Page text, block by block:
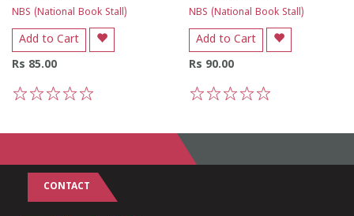
NBS (National Book Stall)
Add to Cart
Rs 85.00
NBS (National Book Stall)
Add to Cart
Rs 90.00
CONTACT